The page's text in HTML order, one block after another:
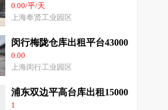
0.00/平/天
上海奉贤工业园区
闵行梅陇仓库出租平台43000平米丙
0.00
上海闵行工业园区
浦东双边平高台库出租15000平方消
1